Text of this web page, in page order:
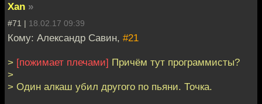
Xan »
#71 | 18.02.17 09:39
Кому: Александр Савин, #21
> [пожимает плечами] Причём тут программисты?
>
> Один алкаш убил другого по пьяни. Точка.